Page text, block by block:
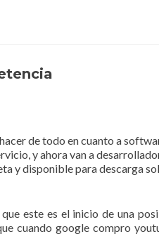
de todo en cuanto a
y ahora van a
y disponible para descarga
este es el inicio de una
cuando google compro